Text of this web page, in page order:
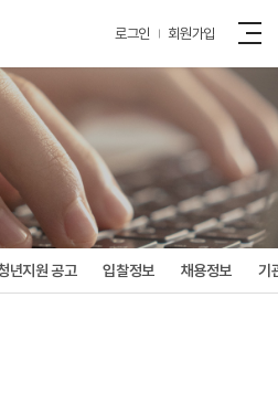
로그인 회원가입
년지원 공고 입찰정보 채용정보 기